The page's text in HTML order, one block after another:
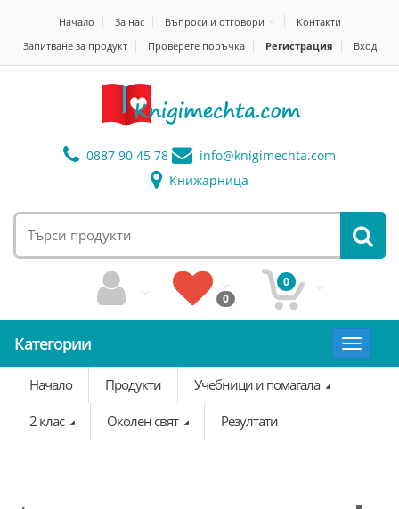
Начало За нас Въпроси и отговори
Контакти
Запитване за продукт
Проверете поръчка Регистрация Вход
0887 90 45 78 info@knigimechta.com
Книжарница
0
0
Категории
Toggle
Начало
Продукти Учебници и помагала
2 клас Околен свят Резултати